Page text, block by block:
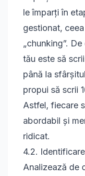
le împarți în
gestionat,
„chunking”.
tău este să
până la
propui să scrii
Astfel, fiecare
abordabil și
ridicat.
4.2.
Analizează de